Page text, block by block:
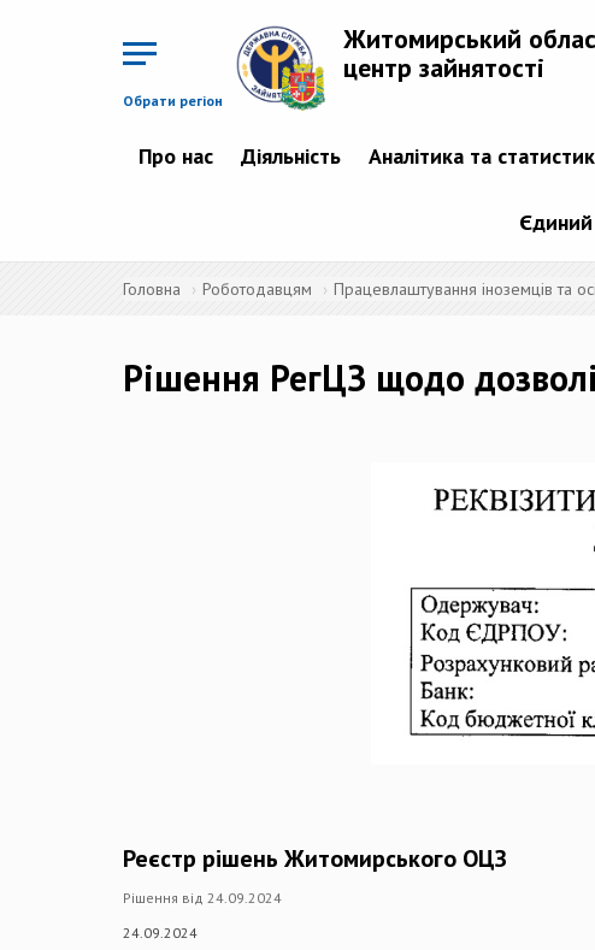
Обрати регіон
Житомирський
центр зайнятості
Про нас Діяльність Аналітика та
Єдиний
Головна Роботодавцям Працевлаштування іноземців та
Рішення РегЦЗ щодо
Реєстр рішень Житомирського ОЦЗ
Рішення від 24.09.2024
24.09.2024